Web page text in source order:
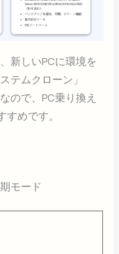
新しいPCに環境を
テムクローン」
ので、PC乗り換え
めです。
モード